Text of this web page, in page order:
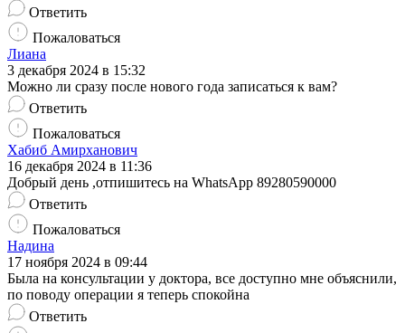
Ответить
Пожаловаться
Лиана
3 декабря 2024 в 15:32
Можно ли сразу после нового года записаться к вам?
Ответить
Пожаловаться
Хабиб Амирханович
16 декабря 2024 в 11:36
Добрый день ,отпишитесь на WhatsApp 89280590000
Ответить
Пожаловаться
Надина
17 ноября 2024 в 09:44
Была на консультации у доктора, все доступно мне объяснили,
по поводу операции я теперь спокойна
Ответить